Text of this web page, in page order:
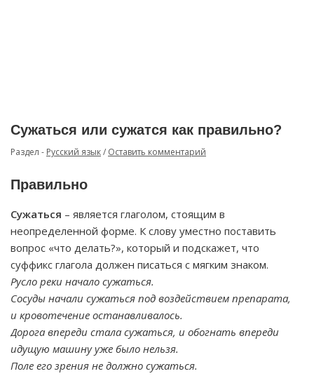
Сужаться или сужатся как правильно?
Раздел - Русский язык/ Оставить комментарий
Правильно
Сужаться – является глаголом, стоящим в
неопределенной форме. К слову уместно поставить
вопрос «что делать?», который и подскажет, что
суффикс глагола должен писаться с мягким знаком.
Русло реки начало сужаться.
Сосуды начали сужаться под воздействием препарата,
и кровотечение останавливалось.
Дорога впереди стала сужаться, и обогнать впереди
идущую машину уже было нельзя.
Поле его зрения не должно сужаться.